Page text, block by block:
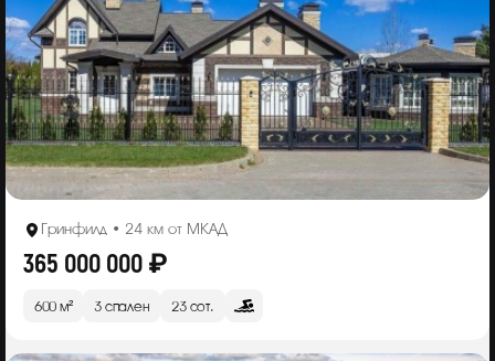
Гринфилд • 24 км от МКАД
365 000 000 ₽
600 м² 3 спален 23 сот.